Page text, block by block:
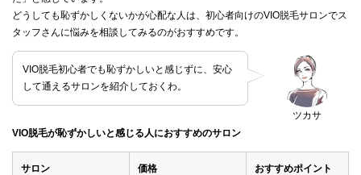
どうしても恥ずかしくないかが心配な人は、初心者向けのVIO脱毛サロンでス
タッフさんに悩みを相談してみるのがおすすめです。
ツカサ
VIO脱毛初心者でも恥ずかしいと感じずに、安心
して通えるサロンを紹介しておくわ。
VIO脱毛が恥ずかしいと感じる人におすすめのサロン
サロン 価格 おすすめポイント